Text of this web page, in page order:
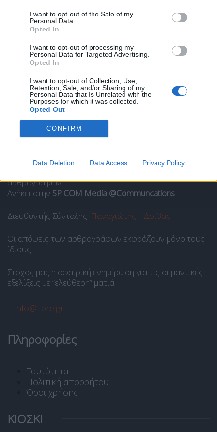
I want to opt-out of the Sale of my
Personal Data.
Opted In
I want to opt-out of processing my
Personal Data for Targeted Advertising.
Opted In
I want to opt-out of Collection, Use,
Retention, Sale, and/or Sharing of my
Personal Data that Is Unrelated with the
Purposes for which it was collected.
Opted Out
CONFIRM
Data Deletion Data Access Privacy Policy
Ποιοι είμαστε
Το Libre είναι ένας ιστότοπος ενημέρωσης και άποψης
αρθρογράφων.
Ανήκει στην SP COM Media @Communcations.
Διευθυντής Σύνταξης: Παναγιώτης Ι. Δρίβας.
Οι απόψεις των αρθρογράφων εκφράζουν μόνο τους
ίδιους.
Στόχος μας η σφαιρική ενημέρωση για τις σημαντικές
εξελίξεις με “ελεύθερη” ματιά.
info@libre.gr
Πληροφορίες
Ταυτότητα
Πολιτική απορρήτου
Όροι χρήσης
ΚΙΟΣΚΙ